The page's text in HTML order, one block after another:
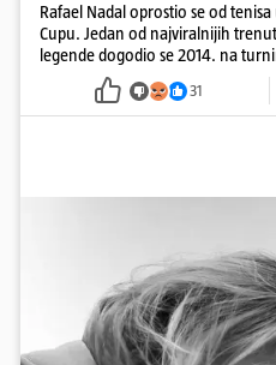
Rafael Nadal oprostio se od
Cupu. Jedan od najviralnijih
legende dogodio se 2014. na
pažnju odvlačila ljepotica iza klupe
31